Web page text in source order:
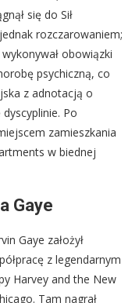
się do Sił
rozczarowaniem;
obowiązki
psychiczną, co
z adnotacją o
Po
zamieszkania
w biednej
Gaye
Gaye założył
z legendarnym
Harvey and the New
Tam nagrał